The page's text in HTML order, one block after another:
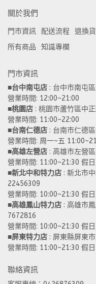
關於我們
門市資訊 配送流程 退換
所有商品
知識專欄
門市資訊
■台中南屯店 : 台中市南屯
營業時間: 12:00~21:00
■桃園店 : 桃園市蘆竹區中
營業時間: 11:00~22:00
■台南仁德店 : 台南市仁德
營業時間: 周一~五
■高雄左營店 : 高雄市左營
營業時間: 11:00~21:30 假
■新北中和特力店 : 新北市
22456309
營業時間: 10:00~21:30 假
■高雄鳳山特力店 : 高雄市
7672816
營業時間: 10:00~21:30 假
■屏東特力店 : 屏東縣屏東
營業時間: 11:00~21:30 假
聯絡資訊